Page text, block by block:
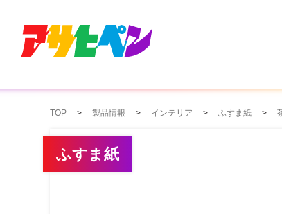
TOP 製品情報 インテリア ふすま紙
ふすま紙